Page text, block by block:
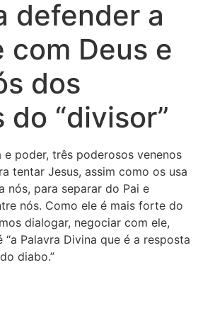
defender a
com Deus e
dos
“divisor”
poder, três poderosos venenos
tentar Jesus, assim como os usa
nós, para separar do Pai e
nós. Como ele é mais forte do
dialogar, negociar com ele,
Palavra Divina que é a resposta
diabo.”